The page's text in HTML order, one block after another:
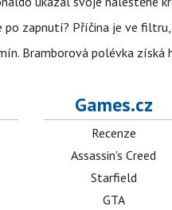
po zapnutí? Příčina je ve
Bramborová polévka
Games.cz
Recenze
Assassin's Creed
Starfield
GTA